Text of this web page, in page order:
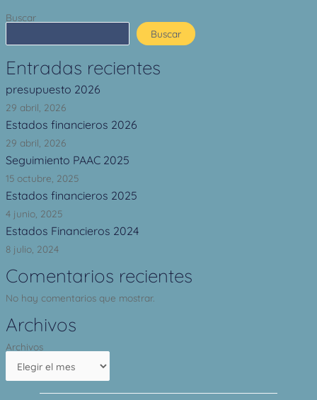
Buscar
Buscar
Entradas recientes
presupuesto 2026
29 abril, 2026
Estados financieros 2026
29 abril, 2026
Seguimiento PAAC 2025
15 octubre, 2025
Estados financieros 2025
4 junio, 2025
Estados Financieros 2024
8 julio, 2024
Comentarios recientes
No hay comentarios que mostrar.
Archivos
Archivos